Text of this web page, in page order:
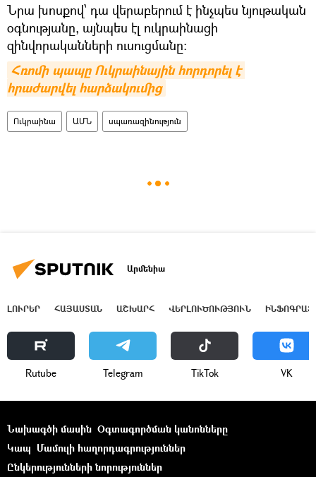
Նրա խոսքով՝ դա վերաբերում է ինչպես նյութական
օգնությանը, այնպես էլ ուկրաինացի
զինվորականների ուսուցմանը:
Հռոմի պապը Ուկրաինային հորդորել է
հրաժարվել հարձակումից
Ուկրաինա ԱՄՆ սպառազինություն
Արմենիա
ԼՈՒՐԵՐ ՀԱՅԱՍՏԱՆ ԱՇԽԱՐՀ ՎԵՐԼՈՒԾՈՒԹՅՈՒՆ
Rutube Telegram ТikТоk VK
Նախագծի մասին Օգտագործման կանոնները
Կապ Մամուլի հաղորդագրություններ
Ընկերությունների նորություններ